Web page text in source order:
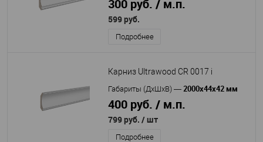
300 руб. / м.п.
599 руб.
Подробнее
Карниз Ultrawood CR 0017 i
Габариты (ДхШхВ) — 2000x44x42 мм
400 руб. / м.п.
799 руб. / шт
Подробнее